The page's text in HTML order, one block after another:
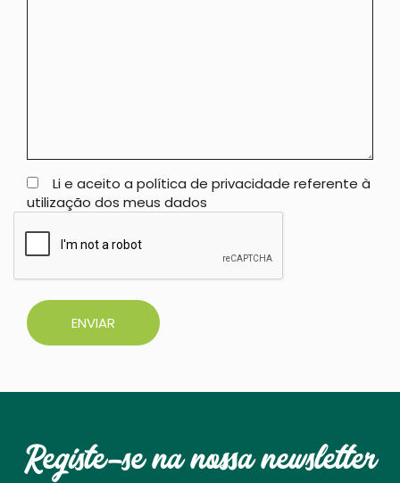
Li e aceito a política de privacidade referente à
utilização dos meus dados
ENVIAR
Registe-se na nossa newsletter